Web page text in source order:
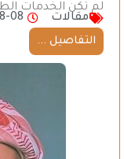
لم تكن الخدمات
مقالات
08
التفاصيل ...